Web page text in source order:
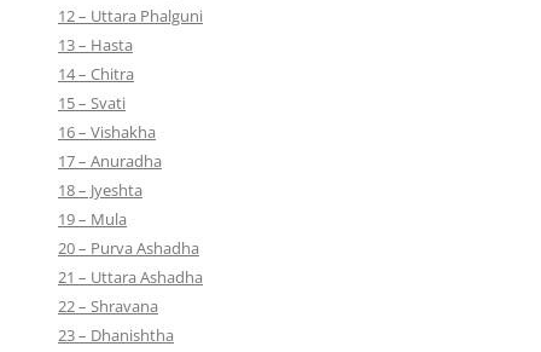
12 – Uttara Phalguni
13 – Hasta
14 – Chitra
15 – Svati
16 – Vishakha
17 – Anuradha
18 – Jyeshta
19 – Mula
20 – Purva Ashadha
21 – Uttara Ashadha
22 – Shravana
23 – Dhanishtha